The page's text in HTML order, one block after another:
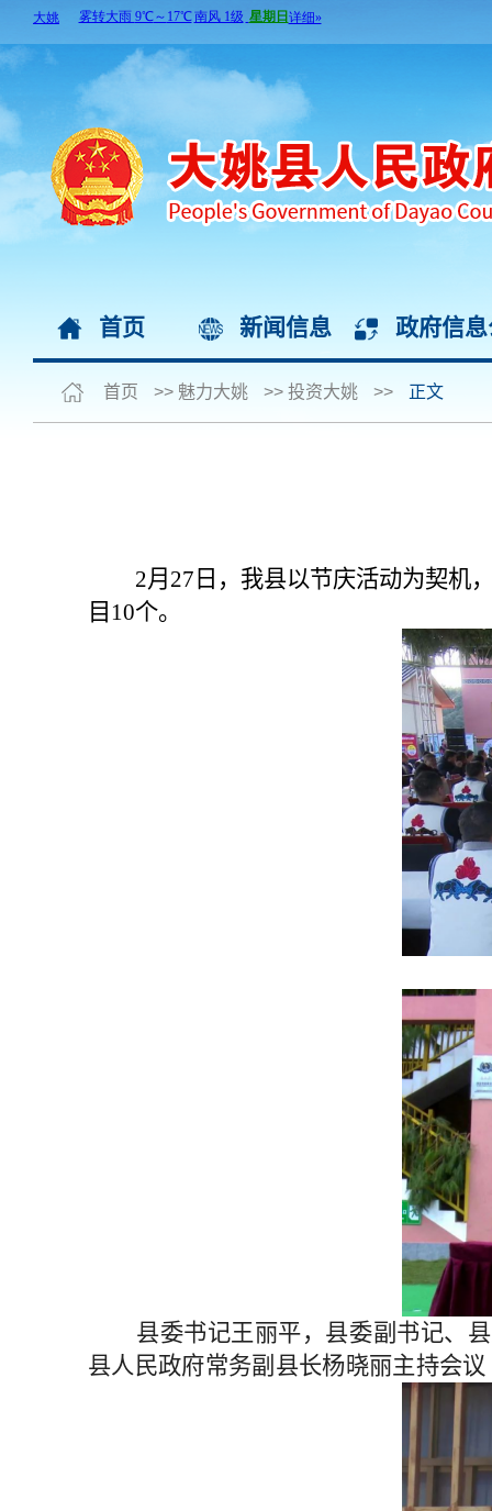
首页 新闻信息 政府信
首页 >> 魅力大姚 >> 投资大姚 >> 正文
2月 27 日，我县以节庆活动为契机
目 10个。
县委书记王丽平，县委副书记、
县人民政府常务副县长杨晓丽主持会议